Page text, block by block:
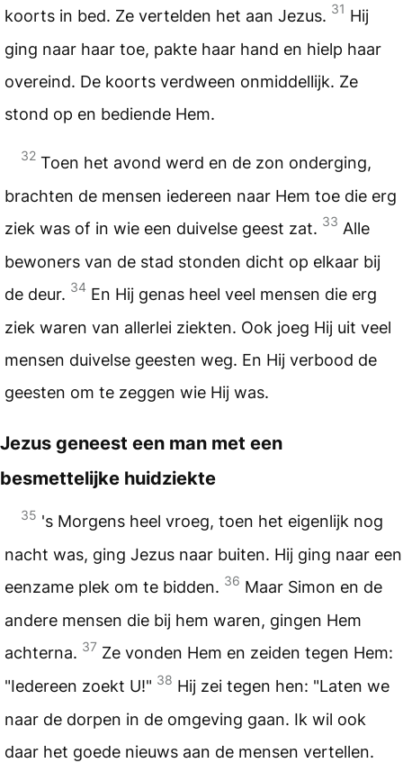
koorts in bed. Ze vertelden het aan Jezus. 31 Hij
ging naar haar toe, pakte haar hand en hielp haar
overeind. De koorts verdween onmiddellijk. Ze
stond op en bediende Hem.
32 Toen het avond werd en de zon onderging,
brachten de mensen iedereen naar Hem toe die erg
ziek was of in wie een duivelse geest zat. 33 Alle
bewoners van de stad stonden dicht op elkaar bij
de deur. 34 En Hij genas heel veel mensen die erg
ziek waren van allerlei ziekten. Ook joeg Hij uit veel
mensen duivelse geesten weg. En Hij verbood de
geesten om te zeggen wie Hij was.
Jezus geneest een man met een
besmettelijke huidziekte
35 's Morgens heel vroeg, toen het eigenlijk nog
nacht was, ging Jezus naar buiten. Hij ging naar een
eenzame plek om te bidden. 36 Maar Simon en de
andere mensen die bij hem waren, gingen Hem
achterna. 37 Ze vonden Hem en zeiden tegen Hem:
"Iedereen zoekt U!" 38 Hij zei tegen hen: "Laten we
naar de dorpen in de omgeving gaan. Ik wil ook
daar het goede nieuws aan de mensen vertellen.